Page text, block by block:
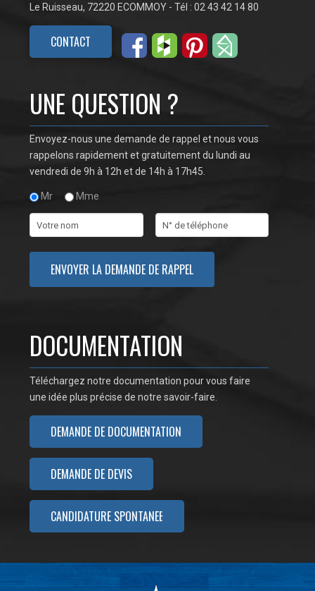
Le Ruisseau, 72220 ECOMMOY - Tél : 02 43 42 14 80
CONTACT
UNE QUESTION ?
Envoyez-nous une demande de rappel et nous vous
rappelons rapidement et gratuitement du lundi au
vendredi de 9h à 12h et de 14h à 17h45.
Mr Mme
DOCUMENTATION
Téléchargez notre documentation pour vous faire
une idée plus précise de notre savoir-faire.
DEMANDE DE DOCUMENTATION
DEMANDE DE DEVIS
CANDIDATURE SPONTANÉE